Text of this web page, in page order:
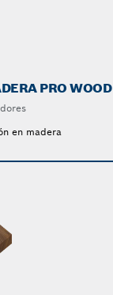
PRO WOOD
en madera